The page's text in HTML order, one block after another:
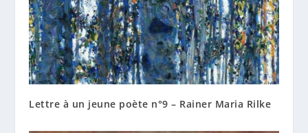
Lettre à un jeune poète n°9 – Rainer Maria Rilke